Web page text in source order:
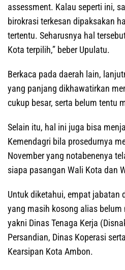
assessment. Kalau seperti ini,
birokrasi terkesan dipaksakan
tertentu. Seharusnya hal
Kota terpilih,” beber Upulatu.
Berkaca pada daerah lain,
yang panjang dikhawatirkan
cukup besar, serta belum tentu
Selain itu, hal ini juga bisa
Kemendagri bila prosedurnya
November yang notabenenya
siapa pasangan Wali Kota dan
Untuk diketahui, empat jabatan
yang masih kosong alias
yakni Dinas Tenaga Kerja
Persandian, Dinas Koperasi
Kearsipan Kota Ambon.